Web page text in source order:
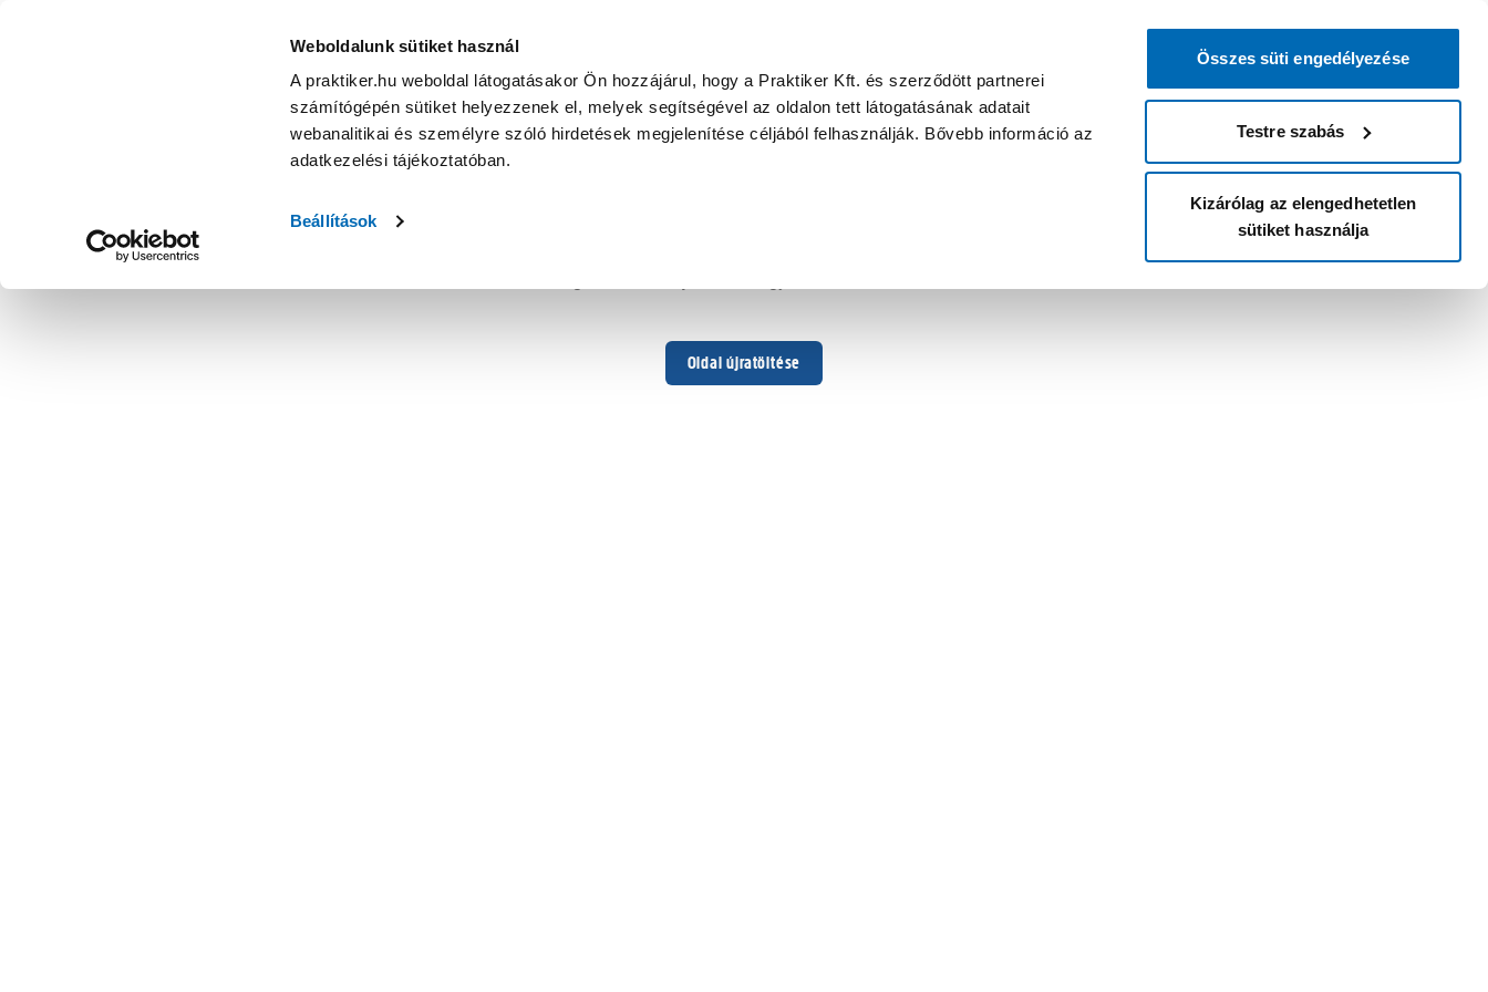
Weboldalunk sütiket használ
A praktiker.hu weboldal látogatásakor Ön hozzájárul, hogy a Praktiker Kft. és szerződött partnerei
számítógépén sütiket helyezzenek el, melyek segítségével az oldalon tett látogatásának adatait
webanalitikai és személyre szóló hirdetések megjelenítése céljából felhasználják. Bővebb információ az
adatkezelési tájékoztatóban.
Beállítások
Összes süti engedélyezése
Testre szabás
Kizárólag az elengedhetetlen
sütiket használja
Oldal újratöltése